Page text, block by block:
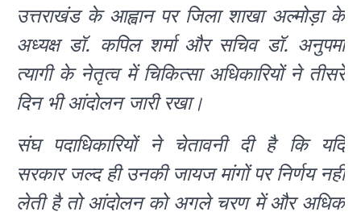
उत्तराखंड के आह्वान पर जिला शाखा अल्मोड़ा के
अध्यक्ष डॉ. कपिल शर्मा और सचिव डॉ. अनुपमा
त्यागी के नेतृत्व में चिकित्सा अधिकारियों ने तीसरे
दिन भी आंदोलन जारी रखा।
संघ पदाधिकारियों ने चेतावनी दी है कि यदि
सरकार जल्द ही उनकी जायज मांगों पर निर्णय नहीं
लेती है तो आंदोलन को अगले चरण में और अधिक